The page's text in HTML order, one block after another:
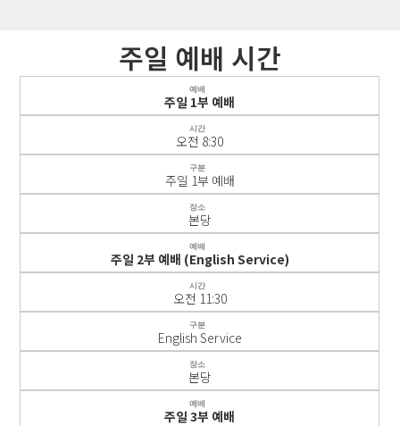
주일 예배 시간
예배
주일 1부 예배
시간
오전 8:30
구분
주일 1부 예배
장소
본당
예배
주일 2부 예배 (English Service)
시간
오전 11:30
구분
English Service
장소
본당
예배
주일 3부 예배